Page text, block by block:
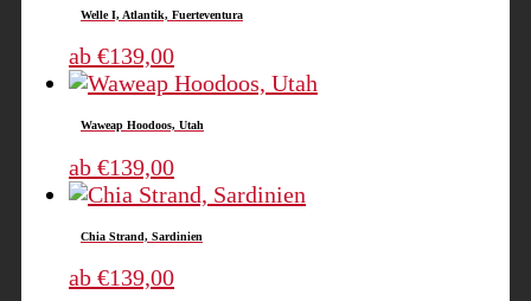
multiple
variants.
The
may
be
chosen
the
product
Welle I, Atlantik, Fuerteventura
ab €139,00This
product
multiple
variants.
The
may
be
Waweap Hoodoos, Utah
ab €139,00This
product
multiple
variants.
Chia Strand, Sardinien
ab €139,00This